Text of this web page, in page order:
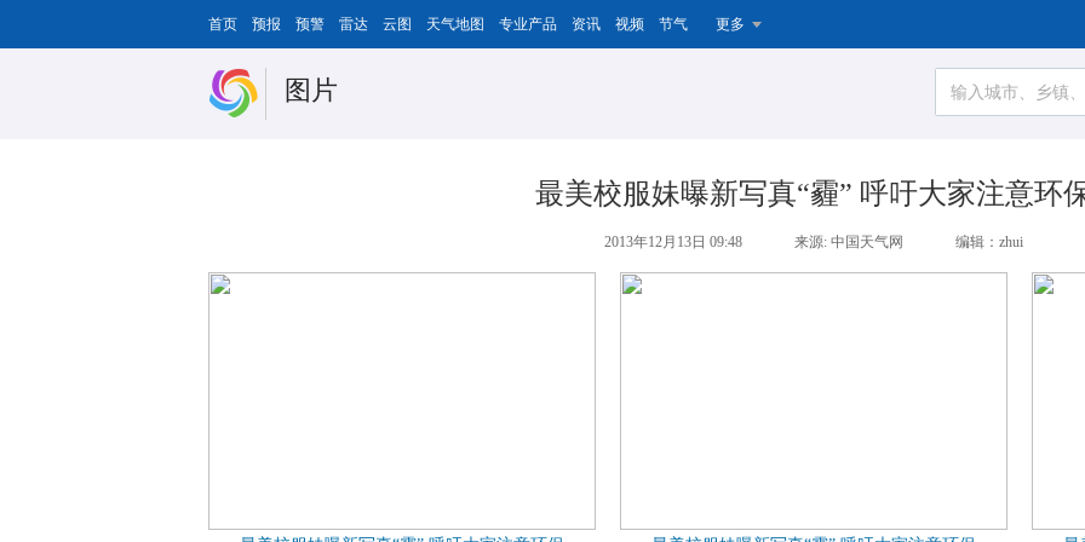
首页 预报 预警 雷达 云图 天气地图 专业产品 资讯 视频 节气 更多
图片
最美校服妹曝新写真“霾” 呼吁大家注意环
2013年12月13日 09:48 来源: 中国天气网 编辑：zhui